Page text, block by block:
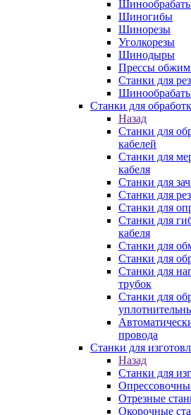
Шиногибы
Шинорезы
Уголкорезы
Шинодыры
Прессы
Станки для
Станки для
Назад
Станки для
кабелей
Станки для
кабеля
Станки для
Станки для
Станки для
Станки для
кабеля
Станки для
Станки для
Станки для
трубок
Станки для
провода
Станки для
Назад
Станки для
Отрезные
Окорочные